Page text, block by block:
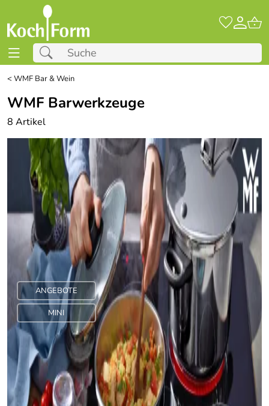
<WMF Bar & Wein
WMF Barwerkzeuge
8 Artikel
ANGEBOTE
MINI